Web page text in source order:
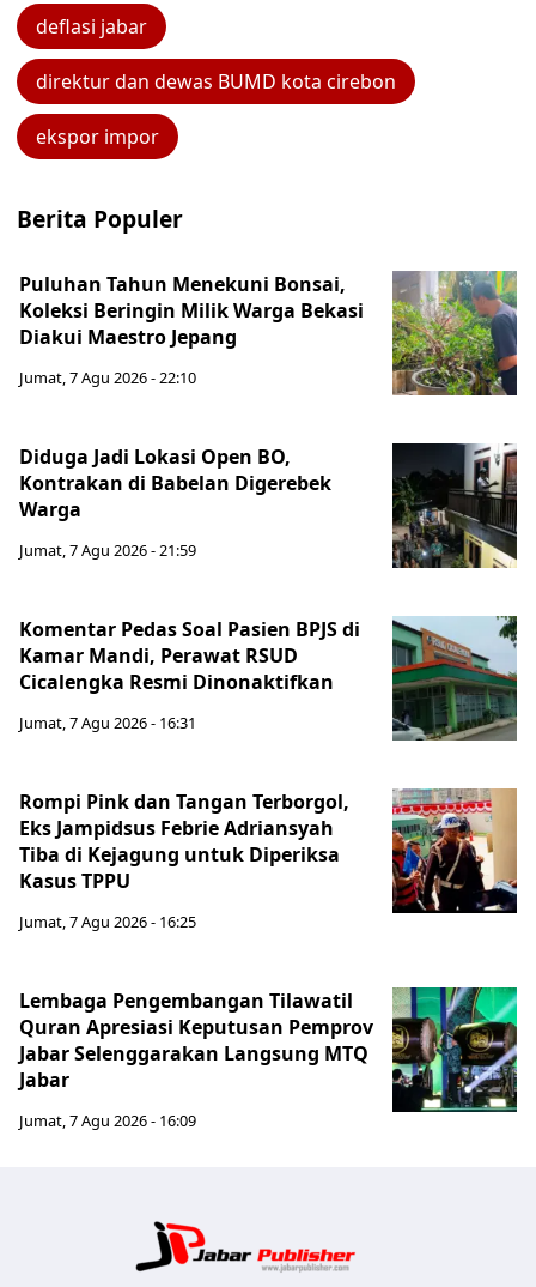
deflasi jabar
direktur dan dewas BUMD kota cirebon
ekspor impor
Berita Populer
Puluhan Tahun Menekuni Bonsai,
Koleksi Beringin Milik Warga Bekasi
Diakui Maestro Jepang
Jumat, 7 Agu 2026 - 22:10
Diduga Jadi Lokasi Open BO,
Kontrakan di Babelan Digerebek
Warga
Jumat, 7 Agu 2026 - 21:59
Komentar Pedas Soal Pasien BPJS di
Kamar Mandi, Perawat RSUD
Cicalengka Resmi Dinonaktifkan
Jumat, 7 Agu 2026 - 16:31
Rompi Pink dan Tangan Terborgol,
Eks Jampidsus Febrie Adriansyah
Tiba di Kejagung untuk Diperiksa
Kasus TPPU
Jumat, 7 Agu 2026 - 16:25
Lembaga Pengembangan Tilawatil
Quran Apresiasi Keputusan Pemprov
Jabar Selenggarakan Langsung MTQ
Jabar
Jumat, 7 Agu 2026 - 16:09